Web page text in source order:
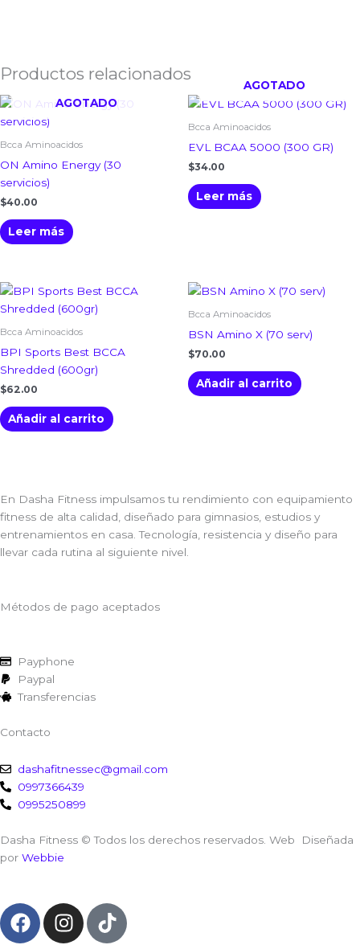
Productos relacionados
AGOTADO
Bcca Aminoacidos
ON Amino Energy (30
servicios)
$40.00
Leer más
AGOTADO
Bcca Aminoacidos
EVL BCAA 5000 (300 GR)
$34.00
Leer más
Bcca Aminoacidos
BPI Sports Best BCCA
Shredded (600gr)
$62.00
Añadir al carrito
Bcca Aminoacidos
BSN Amino X (70 serv)
$70.00
Añadir al carrito
En Dasha Fitness impulsamos tu rendimiento con equipamiento
fitness de alta calidad, diseñado para gimnasios, estudios y
entrenamientos en casa. Tecnología, resistencia y diseño para
llevar cada rutina al siguiente nivel.
Métodos de pago aceptados
Payphone
Paypal
Transferencias
Contacto
dashafitnessec@gmail.com
0997366439
0995250899
Dasha Fitness © Todos los derechos reservados. Web Diseñada
por Webbie
F
a
I
n
T
i